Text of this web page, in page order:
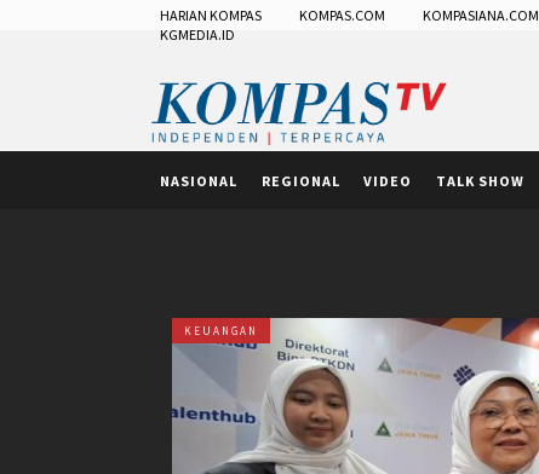
HARIAN KOMPAS KOMPAS.COM KOMPASIANA.COM
KGMEDIA.ID
NASIONAL REGIONAL VIDEO TALK SHOW
KEUANGAN